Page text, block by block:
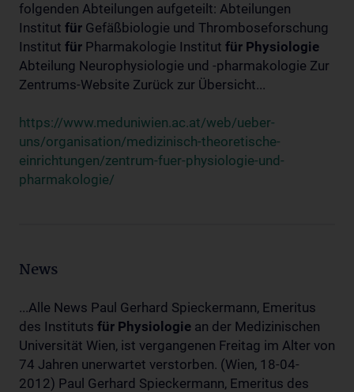
folgenden Abteilungen aufgeteilt: Abteilungen
Institut für Gefäßbiologie und Thromboseforschung
Institut für Pharmakologie Institut für Physiologie
Abteilung Neurophysiologie und -pharmakologie Zur
Zentrums-Website Zurück zur Übersicht...
https://www.meduniwien.ac.at/web/ueber-
uns/organisation/medizinisch-theoretische-
einrichtungen/zentrum-fuer-physiologie-und-
pharmakologie/
News
...Alle News Paul Gerhard Spieckermann, Emeritus
des Instituts für Physiologie an der Medizinischen
Universität Wien, ist vergangenen Freitag im Alter von
74 Jahren unerwartet verstorben. (Wien, 18-04-
2012) Paul Gerhard Spieckermann, Emeritus des